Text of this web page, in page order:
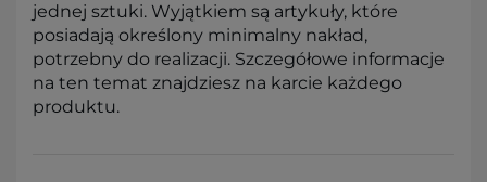
jednej sztuki. Wyjątkiem są artykuły, które
posiadają określony minimalny nakład,
potrzebny do realizacji. Szczegółowe informacje
na ten temat znajdziesz na karcie każdego
produktu.